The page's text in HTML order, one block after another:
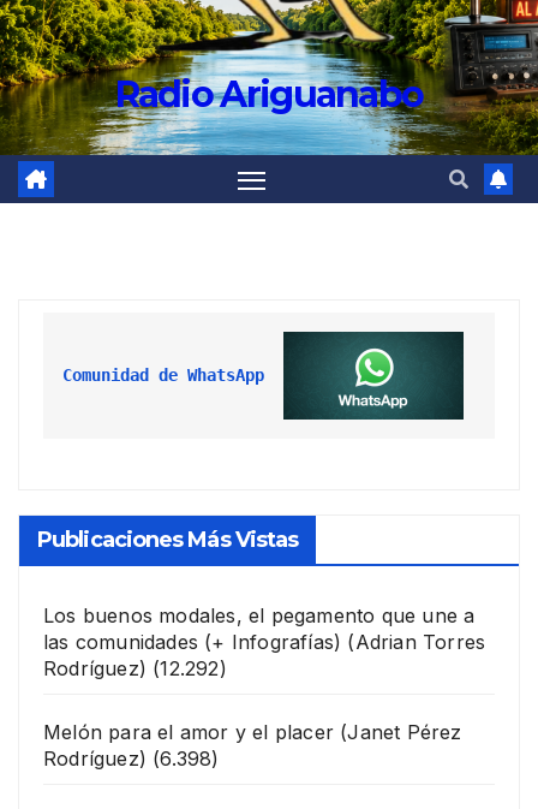
Radio Ariguanabo
Comunidad de WhatsApp
Publicaciones Más Vistas
Los buenos modales, el pegamento que une a
las comunidades (+ Infografías) (Adrian Torres
Rodríguez) (12.292)
Melón para el amor y el placer (Janet Pérez
Rodríguez) (6.398)